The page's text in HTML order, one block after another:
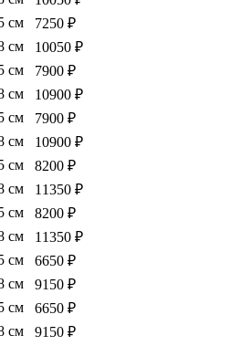
см
7250 ₽
см
10050 ₽
см
7900 ₽
см
10900 ₽
см
7900 ₽
см
10900 ₽
см
8200 ₽
см
11350 ₽
см
8200 ₽
см
11350 ₽
см
6650 ₽
см
9150 ₽
см
6650 ₽
см
9150 ₽